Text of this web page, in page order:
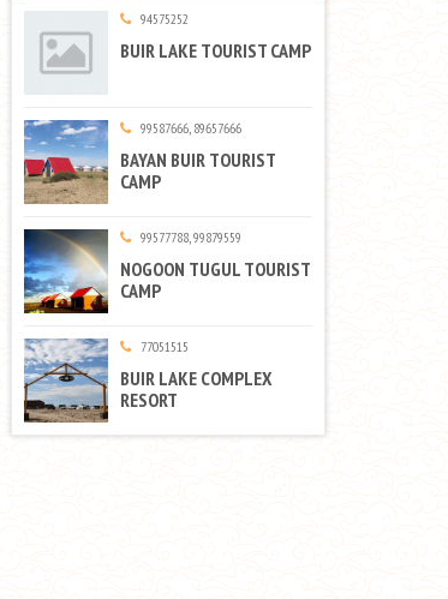
94575252
BUIR LAKE TOURIST CAMP
99587666, 89657666
BAYAN BUIR TOURIST
CAMP
99577788, 99879559
NOGOON TUGUL TOURIST
CAMP
77051515
BUIR LAKE COMPLEX
RESORT